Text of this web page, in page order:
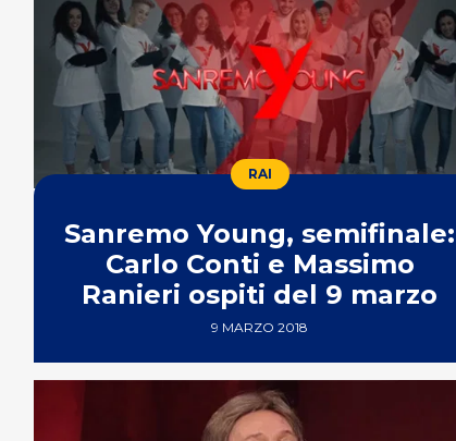
RAI
Sanremo Young, semifinale:
Carlo Conti e Massimo
Ranieri ospiti del 9 marzo
9 MARZO 2018